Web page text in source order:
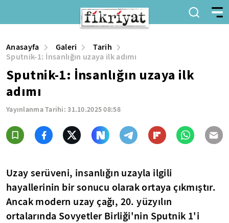
Anasayfa Galeri
Tarih
Sputnik-1: İnsanlığın uzaya ilk adımı
Sputnik-1: İnsanlığın uzaya ilk
adımı
Yayınlanma Tarihi:31.10.2025 08:58
Uzay serüveni, insanlığın uzayla ilgili
hayallerinin bir sonucu olarak ortaya çıkmıştır.
Ancak modern uzay çağı, 20. yüzyılın
ortalarında Sovyetler Birliği'nin Sputnik 1'i